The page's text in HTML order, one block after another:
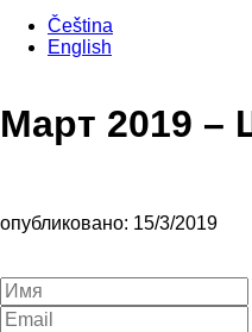
Čeština
English
Март 2019 –
опубликовано: 15/3/2019